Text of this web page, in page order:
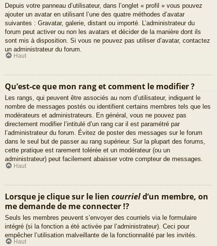
Depuis votre panneau d’utilisateur, dans l’onglet « profil » vous pouvez
ajouter un avatar en utilisant l’une des quatre méthodes d’avatar
suivantes : Gravatar, galerie, distant ou importé. L’administrateur du
forum peut activer ou non les avatars et décider de la manière dont ils
sont mis à disposition. Si vous ne pouvez pas utiliser d’avatar, contactez
un administrateur du forum.
Haut
Qu’est-ce que mon rang et comment le modifier ?
Les rangs, qui peuvent être associés au nom d’utilisateur, indiquent le
nombre de messages postés ou identifient certains membres tels que les
modérateurs et administrateurs. En général, vous ne pouvez pas
directement modifier l’intitulé d’un rang car il est paramétré par
l’administrateur du forum. Évitez de poster des messages sur le forum
dans le seul but de passer au rang supérieur. Sur la plupart des forums,
cette pratique est rarement tolérée et un modérateur (ou un
administrateur) peut facilement abaisser votre compteur de messages.
Haut
Lorsque je clique sur le lien courrield’un membre, on
me demande de me connecter !?
Seuls les membres peuvent s’envoyer des courriels via le formulaire
intégré (si la fonction a été activée par l’administrateur). Ceci pour
empêcher l’utilisation malveillante de la fonctionnalité par les invités.
Haut